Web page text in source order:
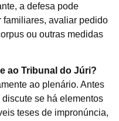
a defesa pode
familiares, avaliar pedido
ou outras medidas
ao Tribunal do Júri?
ao plenário. Antes
se há elementos
teses de impronúncia,